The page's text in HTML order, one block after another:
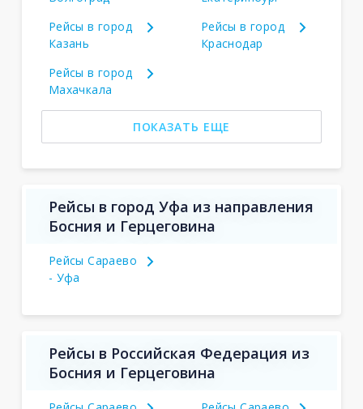
Рейсы в город
Казань
Рейсы в город
Краснодар
Рейсы в город
Махачкала
ПОКАЗАТЬ ЕЩЕ
Рейсы в город Уфа из направления
Босния и Герцеговина
Рейсы Сараево
- Уфа
Рейсы в Российская Федерация из
Босния и Герцеговина